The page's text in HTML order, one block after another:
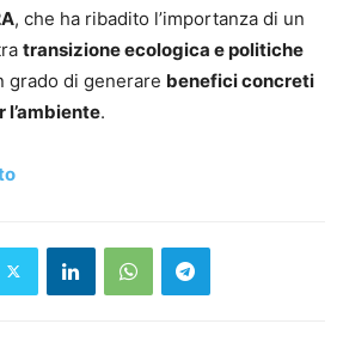
, che ha ribadito l’importanza di un
transizione ecologica e politiche
grado di generare benefici concreti
l’ambiente.